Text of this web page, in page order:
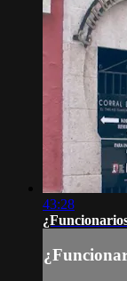
43:28